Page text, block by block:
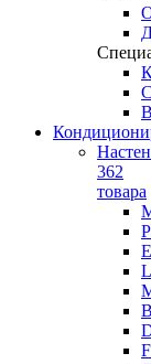
362
товара